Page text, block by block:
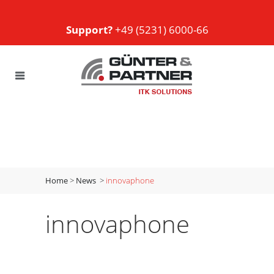
Support?+49 (5231) 6000-66
Home> News > innovaphone
innovaphone